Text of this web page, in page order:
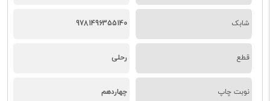
شابک 9781496355140
قطع رحلی
نوبت چاپ چهاردهم